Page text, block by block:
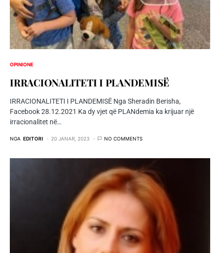
OPINIONE
IRRACIONALITETI I PLANDEMISË
IRRACIONALITETI I PLANDEMISË Nga Sheradin Berisha,
Facebook 28.12.2021 Ka dy vjet që PLANdemia ka krijuar një
irracionalitet në…
NGA EDITORI 20 JANAR, 2023 NO COMMENTS